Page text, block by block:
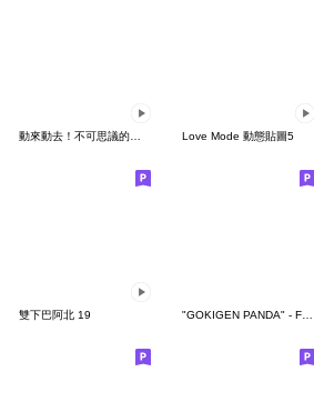
Love Mode 動態貼圖5
雙下巴阿北 19 "GOKIGEN PANDA" - Feeling / global